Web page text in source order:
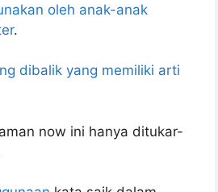
oleh anak-anak
.
dibalik yang memiliki arti
now ini hanya ditukar-